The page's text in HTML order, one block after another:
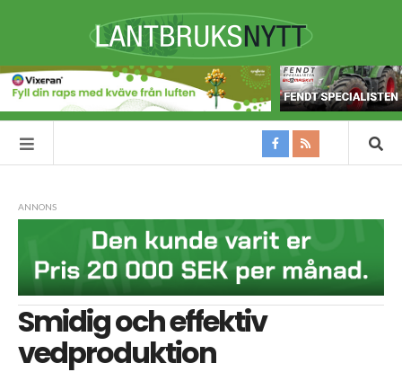
ANNONS
Smidig och effektiv
vedproduktion